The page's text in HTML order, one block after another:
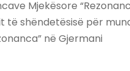
Mjekësore
shëndetësisë për
në Gjermani